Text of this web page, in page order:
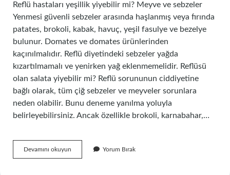
Reflü hastaları yeşillik yiyebilir mi? Meyve ve sebzeler
Yenmesi güvenli sebzeler arasında haşlanmış veya fırında
patates, brokoli, kabak, havuç, yeşil fasulye ve bezelye
bulunur. Domates ve domates ürünlerinden
kaçınılmalıdır. Reflü diyetindeki sebzeler yağda
kızartılmamalı ve yenirken yağ eklenmemelidir. Reflüsü
olan salata yiyebilir mi? Reflü sorununun ciddiyetine
bağlı olarak, tüm çiğ sebzeler ve meyveler sorunlara
neden olabilir. Bunu deneme yanılma yoluyla
belirleyebilirsiniz. Ancak özellikle brokoli, karnabahar,…
Devamını okuyun
Olanlar
Yorum Bırak